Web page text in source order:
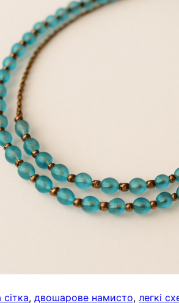
сітка, двошарове намисто, легкі